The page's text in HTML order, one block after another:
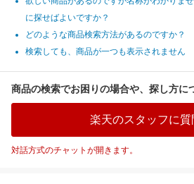
に探せばよいですか？
どのような商品検索方法があるのですか？
検索しても、商品が一つも表示されません
商品の検索でお困りの場合や、探し方に
楽天のスタッフに質
対話方式のチャットが開きます。